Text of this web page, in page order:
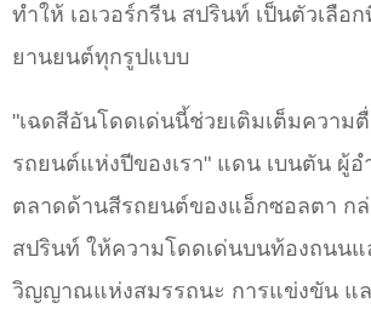
ทำให้ เอเวอร์กรีน สปรินท์ เป็นตัวเลือ
ยานยนต์ทุกรูปแบบ
"เฉดสีอันโดดเด่นนี้ช่วยเติมเต็มความ
รถยนต์แห่งปีของเรา" แดน เบนตัน ผู้อ
ตลาดด้านสีรถยนต์ของแอ็กซอลตา กล่
สปรินท์ ให้ความโดดเด่นบนท้องถนน
วิญญาณแห่งสมรรถนะ การแข่งขัน แ